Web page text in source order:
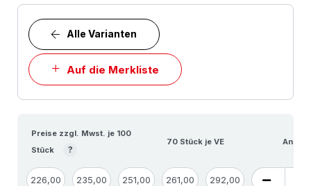
Auf die Merkliste
Alle Varianten
Preise zzgl. Mwst. je 100
Stück
?
70 Stück je VE Anzahl
226,00 235,00 251,00 261,00 292,00